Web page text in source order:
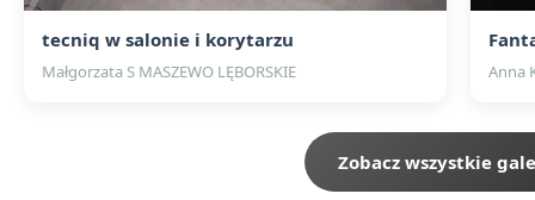
tecniq w salonie i korytarzu
Małgorzata S MASZEWO LĘBORSKIE Anna
Zobacz wszystkie